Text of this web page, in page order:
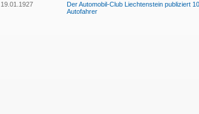
19.01.1927
Der Automobil-Club Liechtenstein publiziert
Autofahrer